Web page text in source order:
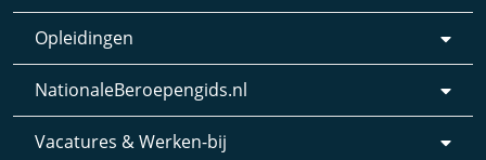
Opleidingen
NationaleBeroepengids.nl
Vacatures & Werken-bij